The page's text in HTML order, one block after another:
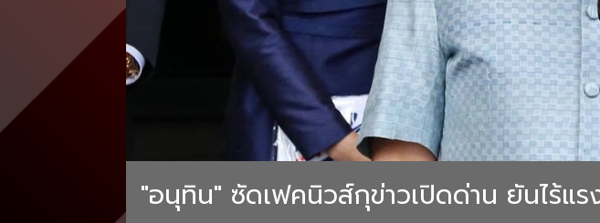
"อนุทิน" ซัดเฟคนิวส์กุข่าวเปิดด่าน ยันไร้แ